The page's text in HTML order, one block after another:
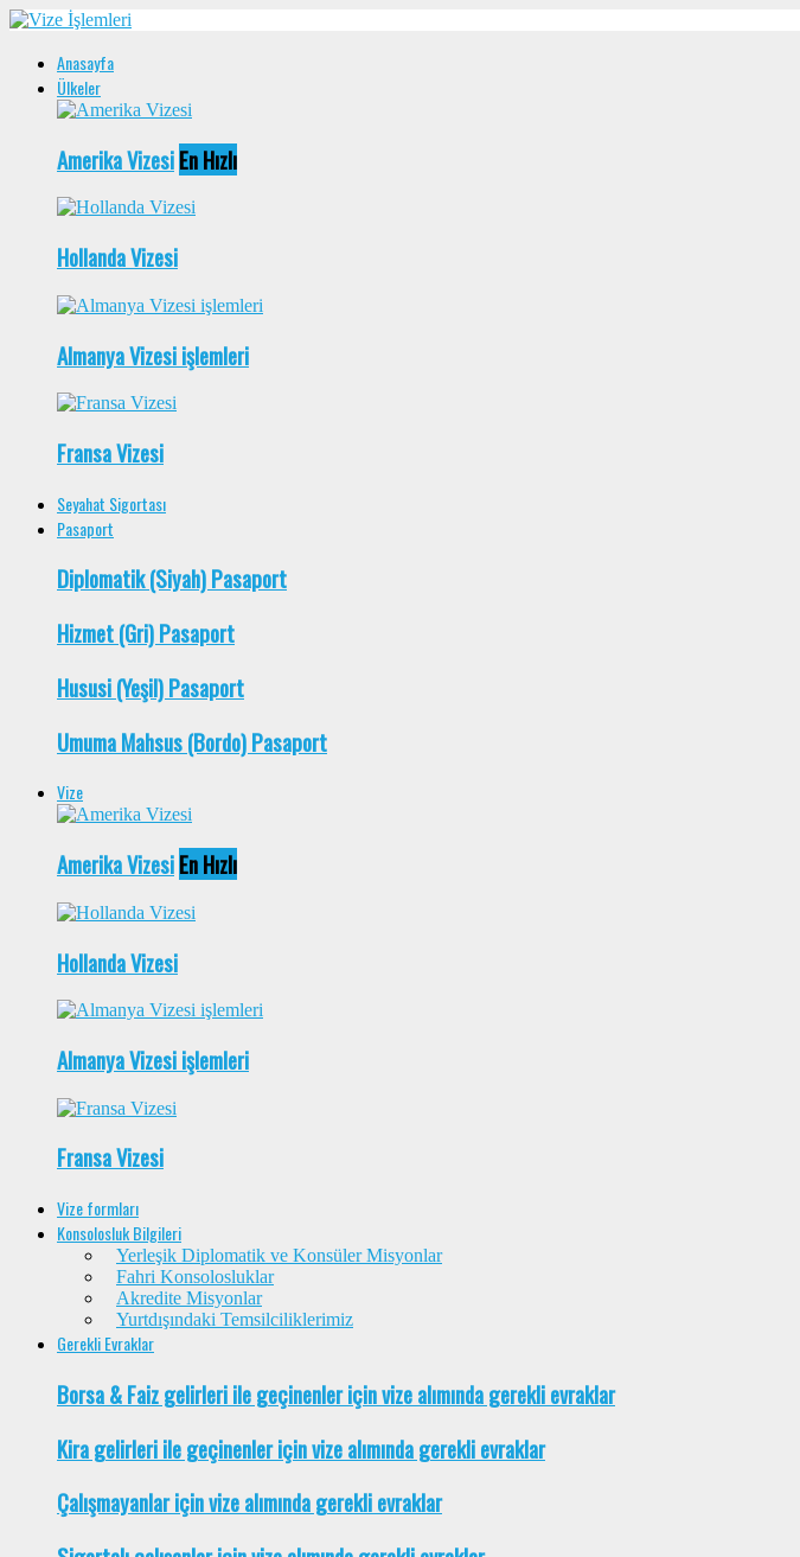
Anasayfa
Ülkeler
Amerika VizesiEn Hızlı
Hollanda Vizesi
Almanya Vizesi işlemleri
Fransa Vizesi
Seyahat Sigortası
Pasaport
Diplomatik (Siyah) Pasaport
Hizmet (Gri) Pasaport
Hususi (Yeşil) Pasaport
Umuma Mahsus (Bordo) Pasaport
Vize
Amerika VizesiEn Hızlı
Hollanda Vizesi
Almanya Vizesi işlemleri
Fransa Vizesi
Vize formları
Konsolosluk Bilgileri
Yerleşik Diplomatik ve Konsüler Misyonlar
Fahri Konsolosluklar
Akredite Misyonlar
Yurtdışındaki Temsilciliklerimiz
Gerekli Evraklar
Borsa & Faiz gelirleri ile geçinenler için vize alımında gerekli evraklar
Kira gelirleri ile geçinenler için vize alımında gerekli evraklar
Çalışmayanlar için vize alımında gerekli evraklar